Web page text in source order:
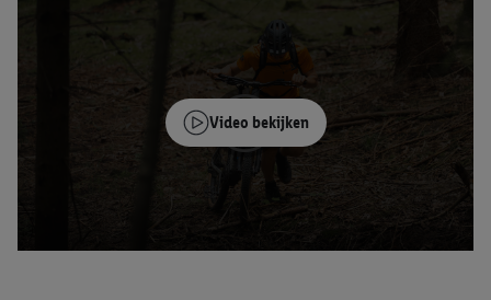
Video bekijken